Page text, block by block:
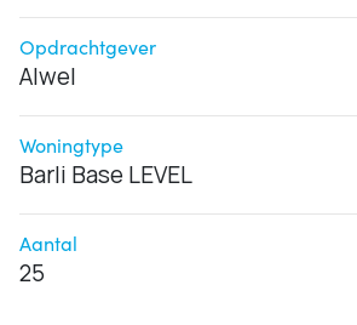
Opdrachtgever
Alwel
Woningtype
Barli Base LEVEL
Aantal
25